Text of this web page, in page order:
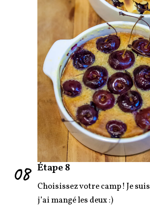
08 Étape 8
Choisissez votre camp! Je
j’ai mangé les deux :)